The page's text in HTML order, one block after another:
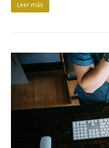
Leer más